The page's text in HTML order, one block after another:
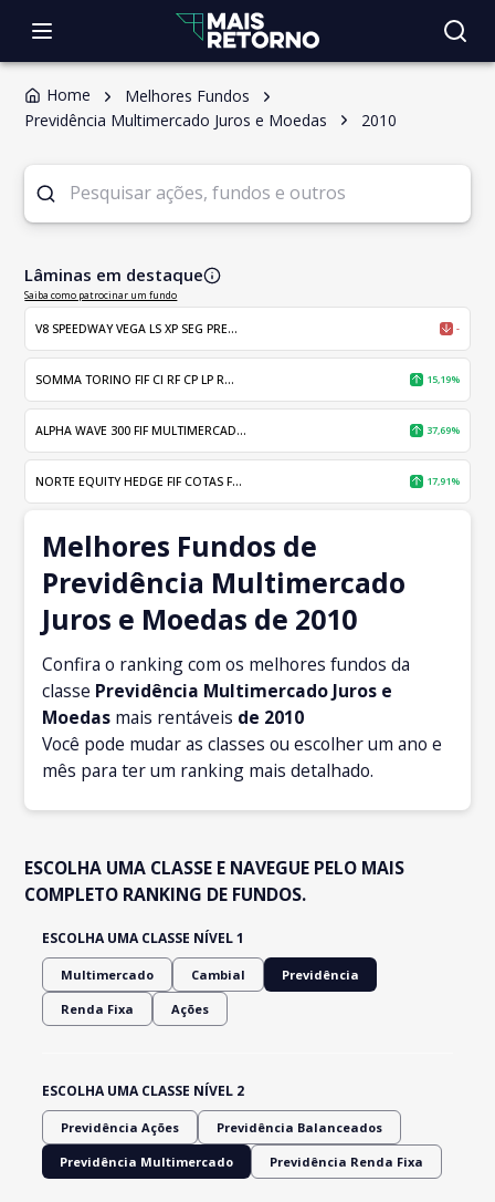
Home
Melhores Fundos
Previdência Multimercado Juros e Moedas
2010
Lâminas em destaque
Saiba como patrocinar um fundo
V8 SPEEDWAY VEGA LS XP SEG PRE... -
SOMMA TORINO FIF CI RF CP LP R... 15,19%
ALPHA WAVE 300 FIF MULTIMERCAD... 37,69%
NORTE EQUITY HEDGE FIF COTAS F... 17,91%
Melhores Fundos de
Previdência Multimercado
Juros e Moedas de 2010
Confira o ranking com os melhores fundos da
classe Previdência Multimercado Juros e
Moedas mais rentáveis de 2010
Você pode mudar as classes ou escolher um ano e
mês para ter um ranking mais detalhado.
ESCOLHA UMA CLASSE E NAVEGUE PELO MAIS
COMPLETO RANKING DE FUNDOS.
ESCOLHA UMA CLASSE NÍVEL 1
Multimercado Cambial Previdência
Renda Fixa Ações
ESCOLHA UMA CLASSE NÍVEL 2
Previdência Ações Previdência Balanceados
Previdência Multimercado Previdência Renda Fixa